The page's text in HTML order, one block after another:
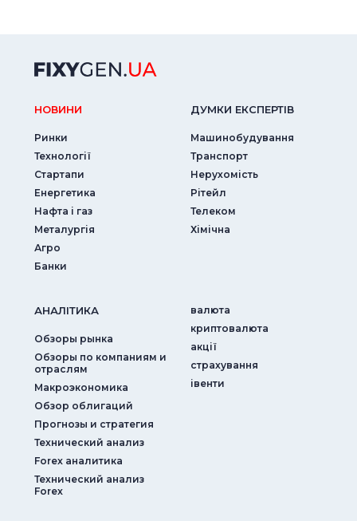
НОВИНИ
Ринки
Технології
Стартапи
Енергетика
Нафта і газ
Металургія
Агро
Банки
ДУМКИ ЕКСПЕРТIВ
Машинобудування
Транспорт
Нерухомість
Рітейл
Телеком
Хімічна
АНАЛIТИКА
Обзоры рынка
Обзоры по компаниям и
отраслям
Макроэкономика
Обзор облигаций
Прогнозы и стратегия
Технический анализ
Forex аналитика
Технический анализ
Forex
валюта
криптовалюта
акції
страхування
iвенти